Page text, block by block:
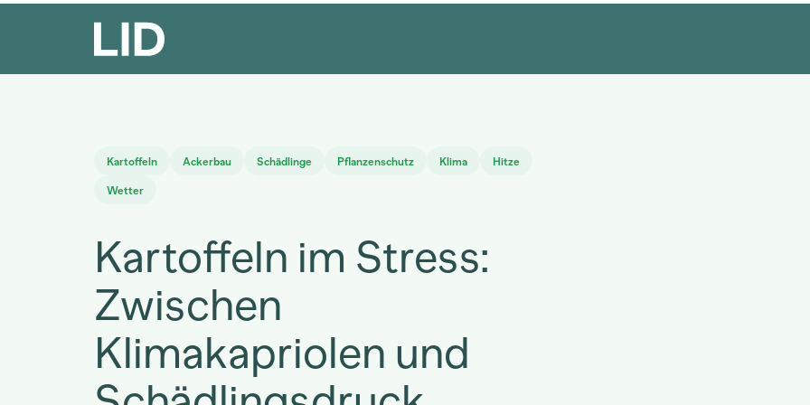
Kartoffeln Ackerbau Schädlinge Pflanzenschutz Klima Hitze
Wetter
Kartoffeln im Stress:
Zwischen
Klimakapriolen und